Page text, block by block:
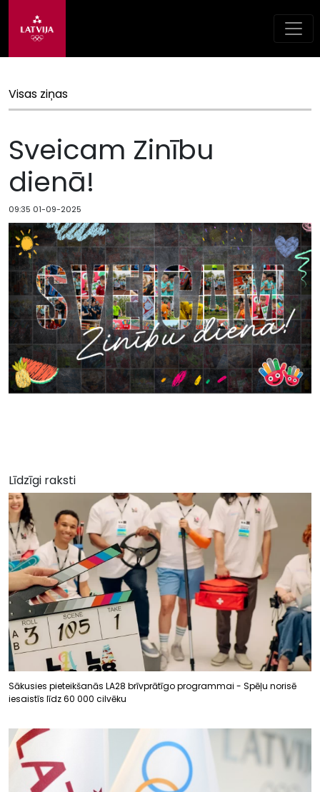
Visas ziņas
Sveicam Zinību
dienā!
09:35 01-09-2025
Līdzīgi raksti
Sākusies pieteikšanās LA28 brīvprātīgo programmai - Spēļu norisē
iesaistīs līdz 60 000 cilvēku